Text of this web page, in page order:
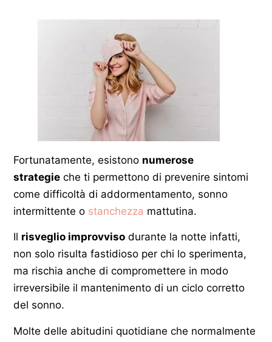
Fortunatamente, esistono numerose
strategie che ti permettono di prevenire sintomi
come difficoltà di addormentamento, sonno
intermittente o stanchezza mattutina.
Il risveglio improvviso durante la notte infatti,
non solo risulta fastidioso per chi lo sperimenta,
ma rischia anche di compromettere in modo
irreversibile il mantenimento di un ciclo corretto
del sonno.
Molte delle abitudini quotidiane che normalmente